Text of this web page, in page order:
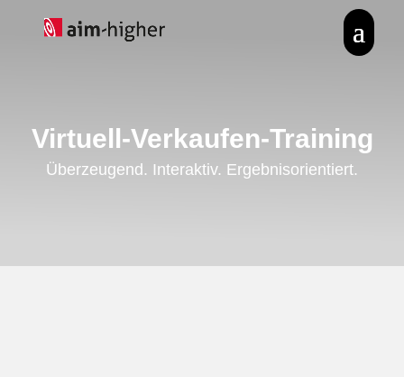
Virtuell-Verkaufen-Training
Überzeugend. Interaktiv. Ergebnisorientiert.